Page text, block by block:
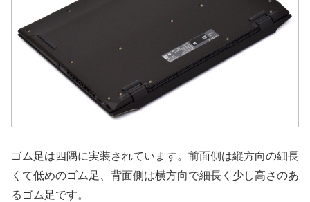
ゴム足は四隅に実装されています。前面側は縦方向の細長
くて低めのゴム足、背面側は横方向で細長く少し高さのあ
るゴム足です。